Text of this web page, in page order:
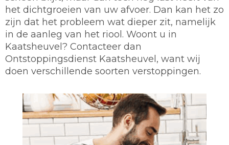
het dichtgroeien van uw afvoer. Dan kan het zo
zijn dat het probleem wat dieper zit, namelijk
in de aanleg van het riool. Woont u in
Kaatsheuvel? Contacteer dan
Ontstoppingsdienst Kaatsheuvel, want wij
doen verschillende soorten verstoppingen.